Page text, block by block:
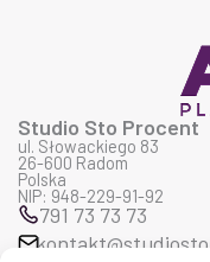
Studio Sto Procent
ul. Słowackiego 83
26-600 Radom
Polska
NIP: 948-229-91-92
791 73 73 73